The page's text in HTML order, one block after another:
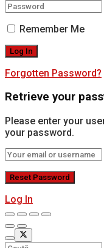
Remember Me
Forgotten Password?
Retrieve your
Please enter your
your password.
Log In